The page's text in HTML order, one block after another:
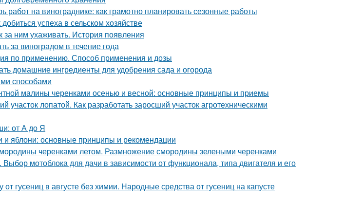
работ на винограднике: как грамотно планировать сезонные работы
успеха в сельском хозяйстве
за ним ухаживать. История появления
за виноградом в течение года
по применению. Способ применения и дозы
домашние ингредиенты для удобрения сада и огорода
способами
малины черенками осенью и весной: основные принципы и приемы
участок лопатой. Как разработать заросший участок агротехническими
от А до Я
и яблони: основные принципы и рекомендации
черенками летом. Размножение смородины зелеными черенками
мотоблока для дачи в зависимости от функционала, типа двигателя и его
от гусениц в августе без химии. Народные средства от гусениц на капусте